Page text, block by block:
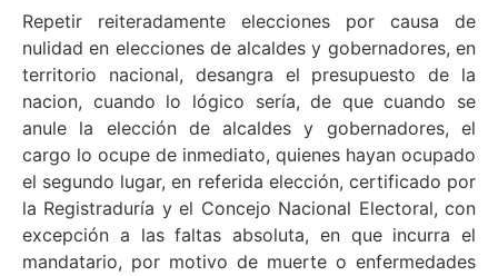
Repetir reiteradamente elecciones por causa de
nulidad en elecciones de alcaldes y gobernadores, en
territorio nacional, desangra el presupuesto de la
nacion, cuando lo lógico sería, de que cuando se
anule la elección de alcaldes y gobernadores, el
cargo lo ocupe de inmediato, quienes hayan ocupado
el segundo lugar, en referida elección, certificado por
la Registraduría y el Concejo Nacional Electoral, con
excepción a las faltas absoluta, en que incurra el
mandatario, por motivo de muerte o enfermedades